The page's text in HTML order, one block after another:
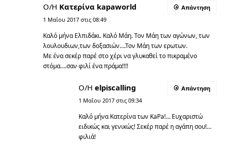
Ο/Η Κατερίνα kapaworld
1 Μαΐου 2017 στις 08:49
Καλό μήνα Ελπιδάκι. Καλό Μάη. Τον Μάη των αγώνων, των
λουλουδιων,των δοξασιών….Τον Μάη των ερωτων.
Με ένα σεκέρ παρέ στο χέρι να γλυκαθεί το πικραμένο
στόμα….σαν φιλί ένα πράμα!!!!
Απάντηση
Ο/Η elpiscalling
1 Μαΐου 2017 στις 09:34
Καλό μήνα Κατερίνα των KaPa!… Ευχαριστώ
ειδικώς και γενικώς! Σεκέρ παρέ η αγάπη σου!…
φιλιά!
Απάντηση